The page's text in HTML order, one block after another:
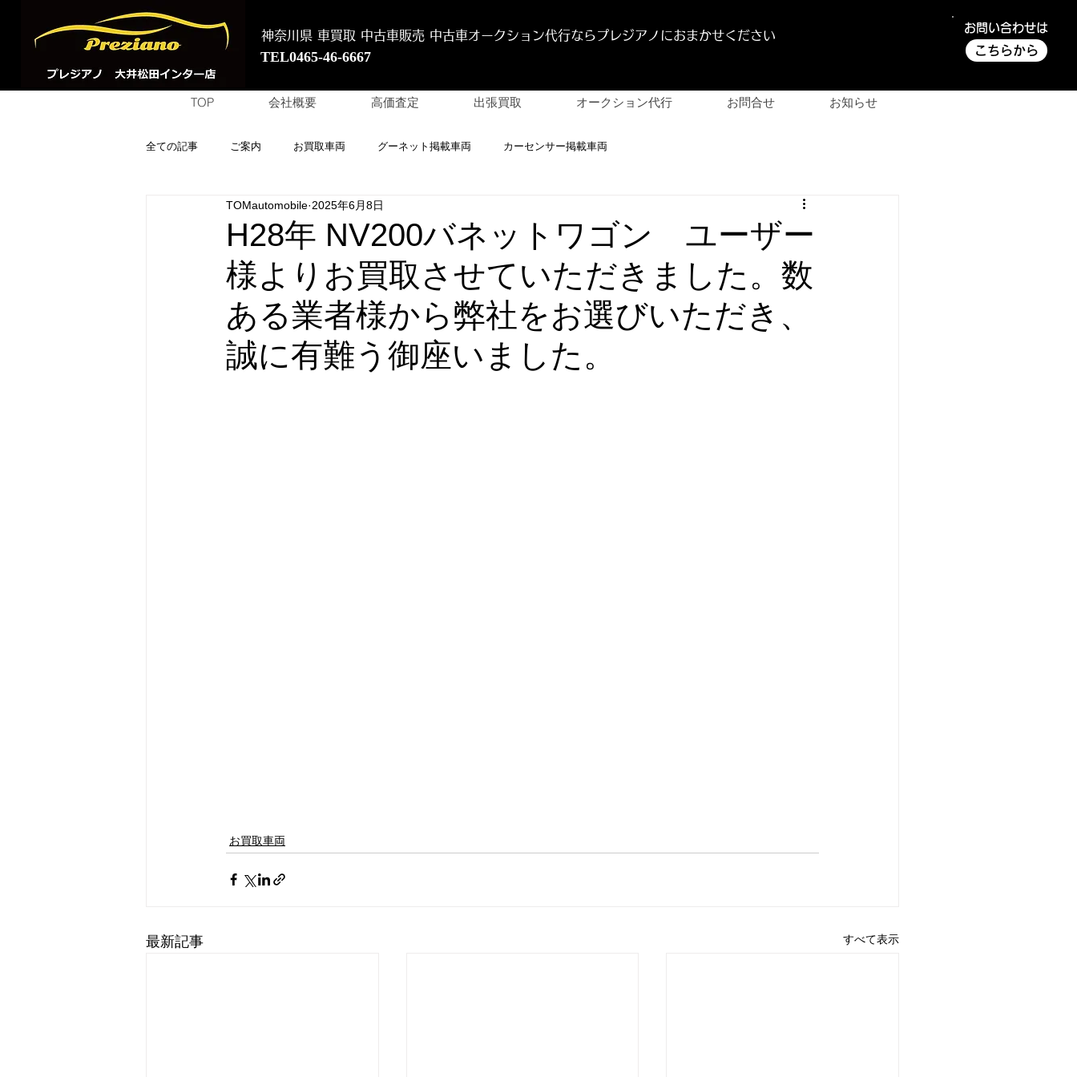
お問い合わせは
こちらから
神奈川県 車買取 中古車販売 中古車オークション代行ならプレジアノにおまかせください
TEL0465-46-6667
TOP 会社概要 高価査定 出張買取 オークション代行 お問合せ お知らせ
全ての記事 ご案内 お買取車両 グーネット掲載車両 カーセンサー掲載車両
H28年 NV200バネットワゴン ユーザー
様よりお買取させていただきました。数
ある業者様から弊社をお選びいただき、
誠に有難う御座いました。
TOMautomobile 2025年6月8日
お買取車両
最新記事 すべて表示